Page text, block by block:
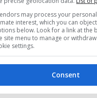
may process your
interest, which you can
below. Look for a link at the
site menu to manage or
settings.
Consent